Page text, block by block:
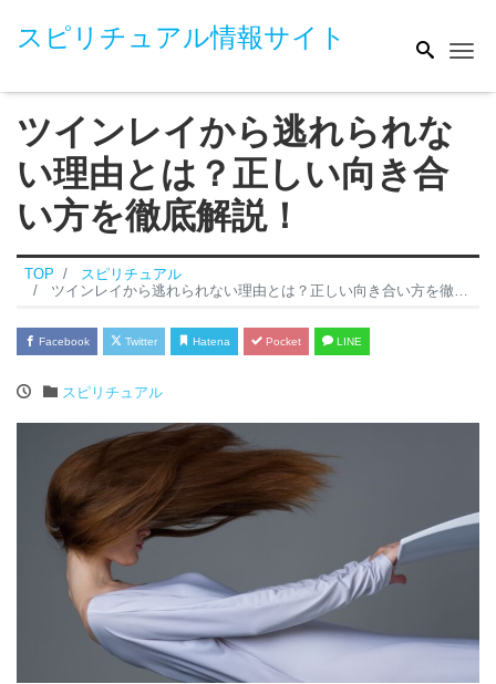
スピリチュアル情報サイト
ツインレイから逃れられな
い理由とは？正しい向き合
い方を徹底解説！
TOP
スピリチュアル
ツインレイから逃れられない理由とは？正しい向き合い方を徹底解説！
Facebook Twitter Hatena Pocket LINE
スピリチュアル